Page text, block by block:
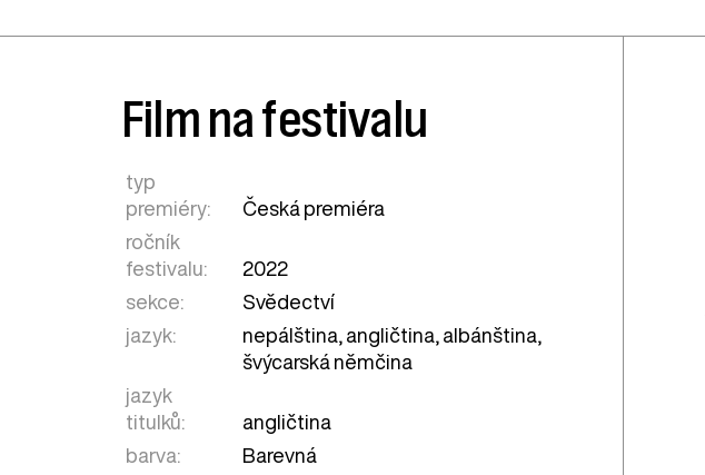
Film na festivalu
typ
premiéry:
Česká premiéra
ročník
festivalu:
2022
sekce:
Svědectví
jazyk:
nepálština, angličtina, albánština,
švýcarská němčina
jazyk
titulků:
angličtina
barva:
Barevná